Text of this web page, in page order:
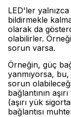
LED'ler
bildirmekle
olarak da
olabilirler.
sorun varsa.
Örneğin, güç
yanmıyorsa,
sorun
bağlantının
(aşırı yük
bağlantısı